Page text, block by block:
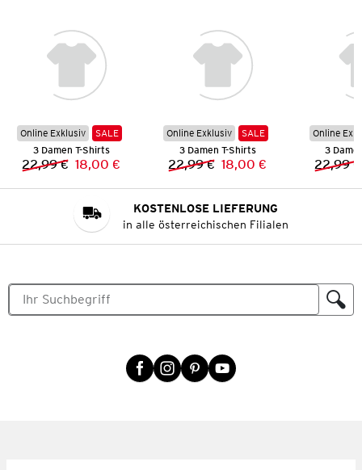
Online Exklusiv
SALE
3 Damen T-Shirts
Vorheriger Preis:
22,99 € Neuer Preis:
18,00 €
Online Exklusiv
SALE
3 Damen T-Shirts
Vorheriger Preis:
22,99 € Neuer Preis:
18,00 €
Online
3
22,99 €
KOSTENLOSE LIEFERUNG
in alle österreichischen Filialen